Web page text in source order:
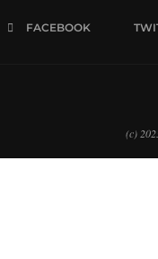
FACEBOOK
(c)